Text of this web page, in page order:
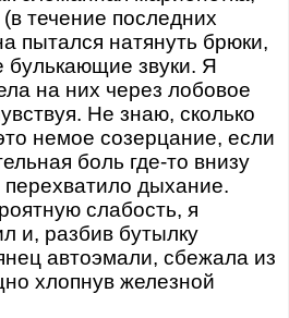
течение последних
пытался натянуть брюки,
булькающие звуки. Я
на них через лобовое
Не знаю, сколько
немое созерцание, если
боль где-то внизу
перехватило дыхание.
слабость, я
и, разбив бутылку
автоэмали, сбежала из
хлопнув железной